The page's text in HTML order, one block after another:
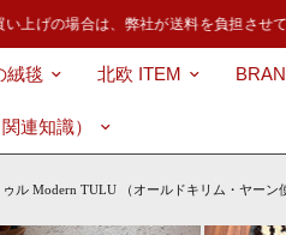
げの場合は、弊社が送料を負担させて
絨毯 北欧 ITEM
連知識）
ゥル Modern TULU （オールドキリム・ヤーン